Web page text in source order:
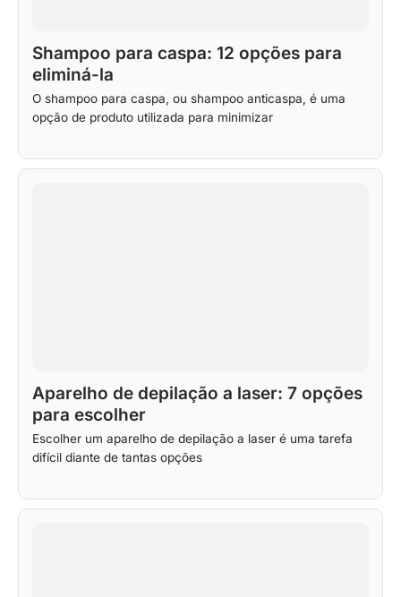
Shampoo para caspa: 12 opções para
eliminá-la
O shampoo para caspa, ou shampoo anticaspa, é uma
opção de produto utilizada para minimizar
Aparelho de depilação a laser: 7 opções
para escolher
Escolher um aparelho de depilação a laser é uma tarefa
difícil diante de tantas opções